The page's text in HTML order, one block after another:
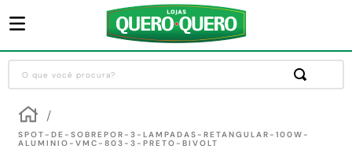
O que você procura?
SPOT-DE-SOBREPOR-3-LAMPADAS-RETANGULAR-100W-
ALUMINIO-VMC-803-3-PRETO-BIVOLT
Termos mais buscados
º guarda roupa